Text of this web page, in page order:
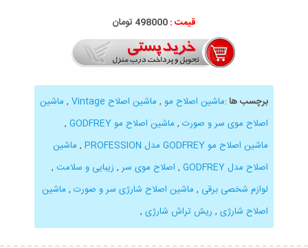
قیمت :498000 تومان
برچسب ها:ماشین اصلاح مو , ماشین اصلاح Vintage , ماشین
اصلاح موی سر و صورت , ماشین اصلاح مو GODFREY
,
ماشین اصلاح مو GODFREY مدل PROFESSION
, ماشین
اصلاح مدل GODFREY
, اصلاح موی سر , زیبایی و سلامت ,
لوازم شخصی برقی , ماشین اصلاح شارژی سر و صورت , ماشین
اصلاح شارژی , ریش تراش شارژی ,